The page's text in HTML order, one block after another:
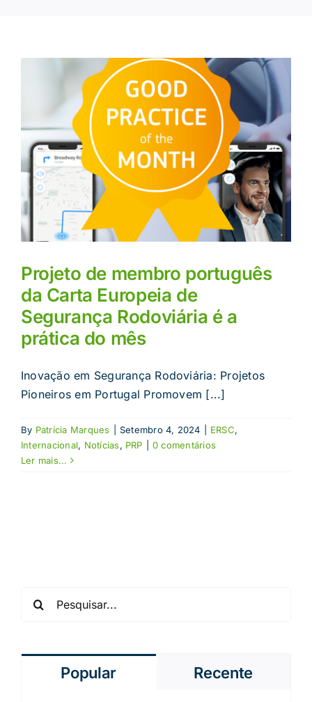
Projeto de membro português
da Carta Europeia de
Segurança Rodoviária é a
prática do mês
Inovação em Segurança Rodoviária: Projetos
Pioneiros em Portugal Promovem [...]
By Patrícia Marques Setembro 4, 2024 ERSC,
Internacional, Notícias, PRP
0 comentários
Ler mais...
Popular Recente